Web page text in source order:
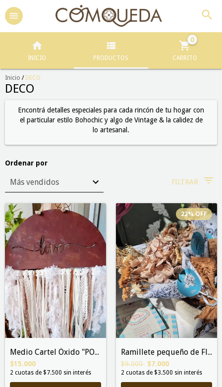
INICIO PRODUCTOS CARRITO
0
Inicio / DECO
DECO
Encontrá detalles especiales para cada rincón de tu hogar con
el particular estilo Bohochic y algo de Vintage & la calidez de
lo artesanal.
Ordenar por
FILTRAR
Medio Cartel Óxido "POSITIVO"
$15.000
2 cuotas de $7.500 sin interés
22% OFF
Ramillete pequeño de Flores "HORTENSIA"
$9.000 $7.000
2 cuotas de $3.500 sin interés